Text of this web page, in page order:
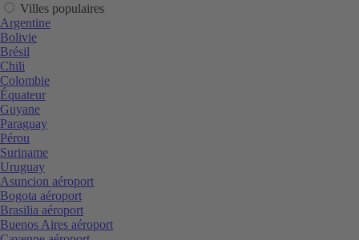
Villes populaires
Argentine
Bolivie
Brésil
Chili
Colombie
Équateur
Guyane
Paraguay
Pérou
Suriname
Uruguay
Asuncion aéroport
Bogota aéroport
Brasilia aéroport
Buenos Aires aéroport